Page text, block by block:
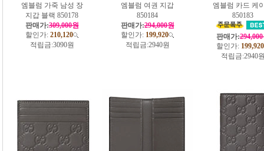
엠블럼 가죽 남성 장
지갑 블랙 850178
판매가:309,000원
할인가: 210,120
적립금:3090원
엠블럼 여권 지갑
850184
판매가:294,000원
할인가: 199,920
적립금:2940원
엠블럼 카드 케
850183
판매가:
할인가: 199,920
적립금:2940